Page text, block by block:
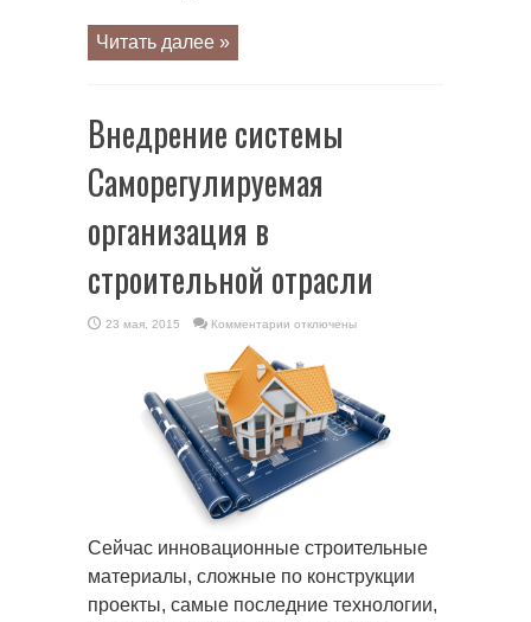
Читать далее »
Внедрение системы
Саморегулируемая
организация в
строительной отрасли
23 мая, 2015 Комментарии
системы
Саморегулируемая
организация
в
строительной
отрасли
отключены
Сейчас инновационные строительные
материалы, сложные по конструкции
проекты, самые последние технологии,